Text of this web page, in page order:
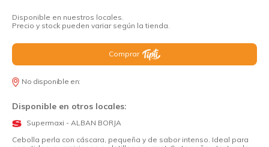
Disponible en nuestros locales.
Precio y stock pueden variar según la tienda.
Comprar
No disponible en:
Disponible en otros locales:
Supermaxi - ALBAN BORJA
Cebolla perla con cáscara, pequeña y de sabor intenso. Ideal para